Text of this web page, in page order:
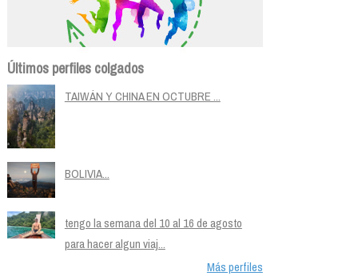
Últimos perfiles colgados
TAIWÁN Y CHINA EN OCTUBRE ...
BOLIVIA...
tengo la semana del 10 al 16 de agosto
para hacer algun viaj...
Más perfiles